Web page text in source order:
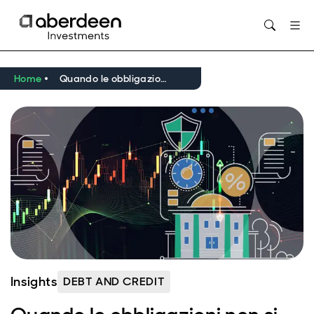
Home Quando le obbligazioni non si comportano come previsto: perché il reddito a breve termine torna al centro dell’attenzione
Insights DEBT AND CREDIT